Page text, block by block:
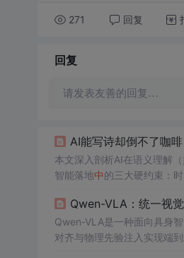
271 回复
回复
请发表友善的回复…
AI能写诗却倒不了咖
本文深入剖析AI在语义理解
智能落地中的三大硬约束：
Qwen-VLA：统一视
Qwen-VLA是一种面向具身
对齐与物理先验注入实现端